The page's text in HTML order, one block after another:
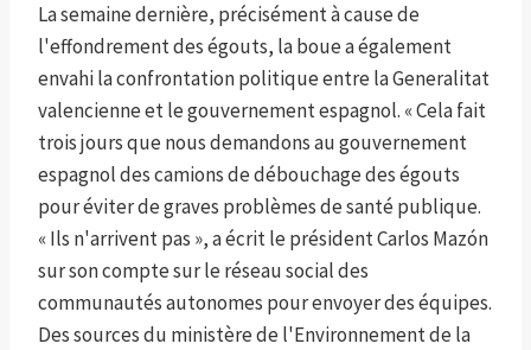
La semaine dernière, précisément à cause de
l'effondrement des égouts, la boue a également
envahi la confrontation politique entre la Generalitat
valencienne et le gouvernement espagnol. « Cela fait
trois jours que nous demandons au gouvernement
espagnol des camions de débouchage des égouts
pour éviter de graves problèmes de santé publique.
« Ils n'arrivent pas », a écrit le président Carlos Mazón
sur son compte sur le réseau social des
communautés autonomes pour envoyer des équipes.
Des sources du ministère de l'Environnement de la